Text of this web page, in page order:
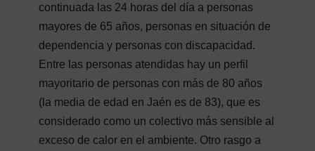
continuada las 24 horas del día a personas
mayores de 65 años, personas en situación de
dependencia y personas con discapacidad.
Entre las personas atendidas hay un perfil
mayoritario de personas con más de 80 años
(la media de edad en Jaén es de 83), que es
considerado como un colectivo más sensible al
exceso de calor en el ambiente. Otro rasgo a